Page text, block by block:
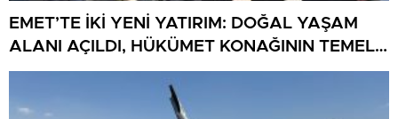
EMET’TE İKİ YENİ YATIRIM: DOĞAL YAŞAM
ALANI AÇILDI, HÜKÜMET KONAĞININ TEMELİ
ATILDI